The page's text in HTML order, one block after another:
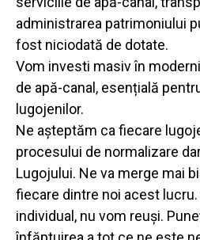
administrarea patrimoniului
fost niciodată de dotate.
Vom investi masiv în
de apă-canal, esențială
lugojenilor.
Ne așteptăm ca fiecare
procesului de normalizare
Lugojului. Ne va merge mai
fiecare dintre noi acest lucru.
individual, nu vom reuși.